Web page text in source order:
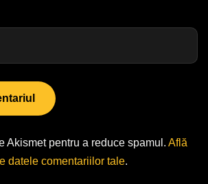
Akismet pentru a reduce spamul. Află
datele comentariilor tale.